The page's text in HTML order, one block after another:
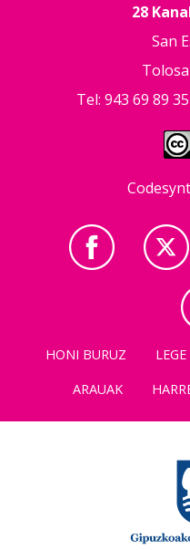
28
San
Tel: 943 69 89
HONI BURUZ
ARAUAK